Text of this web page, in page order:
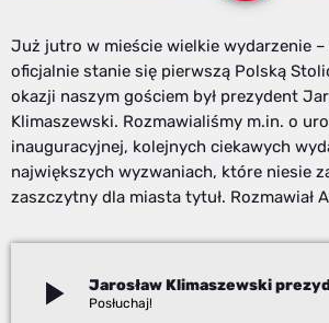
Już jutro w mieście wielkie wydarzenie –
oficjalnie stanie się pierwszą Polską
okazji naszym gościem był prezydent
Klimaszewski. Rozmawialiśmy m.in. o
inauguracyjnej, kolejnych ciekawych
największych wyzwaniach, które niesie
zaszczytny dla miasta tytuł. Rozmawiał
play_arrow